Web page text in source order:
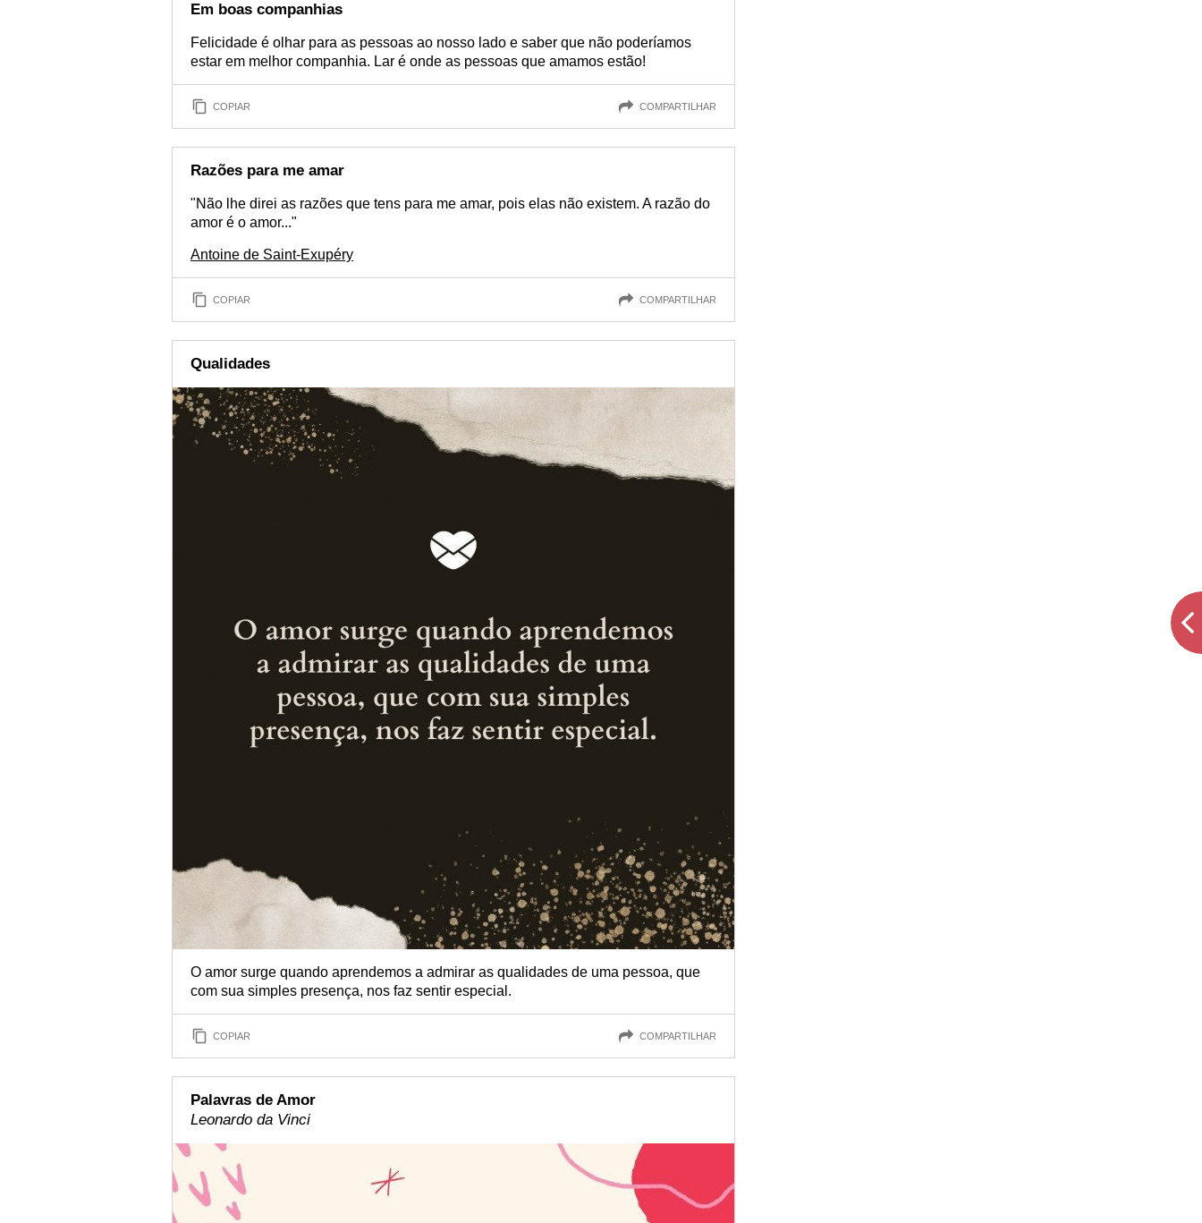
Em boas companhias
Felicidade é olhar para as pessoas ao nosso lado e saber que não poderíamos
estar em melhor companhia. Lar é onde as pessoas que amamos estão!
COPIAR COMPARTILHAR
Razões para me amar
"Não lhe direi as razões que tens para me amar, pois elas não existem. A razão do
amor é o amor..."
Antoine de Saint-Exupéry
COPIAR COMPARTILHAR
Qualidades
O amor surge quando aprendemos a admirar as qualidades de uma pessoa, que
com sua simples presença, nos faz sentir especial.
COPIAR COMPARTILHAR
Palavras de Amor
Leonardo da Vinci